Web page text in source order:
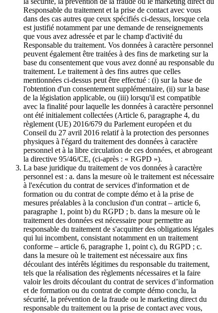
Responsable du traitement et la prise de contact avec vous
dans des cas autres que ceux spécifiés ci-dessus, lorsque cela
est justifié notamment par une demande de renseignements
que vous avez adressée et par le champ d'activité du
Responsable du traitement. Vos données à caractère personnel
peuvent également être traitées à des fins de marketing sur la
base du consentement que vous avez donné au responsable du
traitement. Le traitement à des fins autres que celles
mentionnées ci-dessus peut être effectué : (i) sur la base de
l'obtention d'un consentement supplémentaire, (ii) sur la base
de la législation applicable, ou (iii) lorsqu'il est compatible
avec la finalité pour laquelle les données à caractère personnel
ont été initialement collectées (Article 6, paragraphe 4, du
règlement (UE) 2016/679 du Parlement européen et du
Conseil du 27 avril 2016 relatif à la protection des personnes
physiques à l'égard du traitement des données à caractère
personnel et à la libre circulation de ces données, et abrogeant
la directive 95/46/CE, (ci-après : « RGPD »).
La base juridique du traitement de vos données à caractère
personnel est : a. dans la mesure où le traitement est nécessaire
à l'exécution du contrat de services d'information et de
formation ou du contrat de compte démo et à la prise de
mesures préalables à la conclusion d'un contrat – article 6,
paragraphe 1, point b) du RGPD ; b. dans la mesure où le
traitement des données est nécessaire pour permettre au
responsable du traitement de s'acquitter des obligations légales
qui lui incombent, consistant notamment en un traitement
conforme – article 6, paragraphe 1, point c), du RGPD ; c.
dans la mesure où le traitement est nécessaire aux fins
découlant des intérêts légitimes du responsable du traitement,
tels que la réalisation des règlements nécessaires et la faire
valoir les droits découlant du contrat de services d’information
et de formation ou du contrat de compte démo conclu, la
sécurité, la prévention de la fraude ou le marketing direct du
responsable du traitement ou la prise de contact avec vous,